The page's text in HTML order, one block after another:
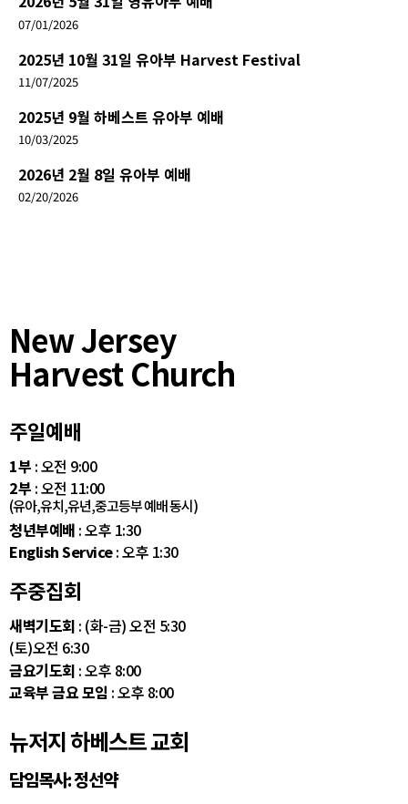
07/01/2026
2025년 10월 31일 유아부 Harvest Festival
11/07/2025
2025년 9월 하베스트 유아부 예배
10/03/2025
2026년 2월 8일 유아부 예배
02/20/2026
New Jersey
Harvest Church
주일예배
1부 : 오전 9:00
2부 : 오전 11:00
(유아,유치,유년,중고등부 예배 동시)
청년부예배 : 오후 1:30
English Service: 오후 1:30
주중집회
새벽기도회 : (화-금) 오전 5:30
(토)오전 6:30
금요기도회 : 오후 8:00
교육부 금요 모임 : 오후 8:00
뉴저지 하베스트 교회
담임목사: 정선약